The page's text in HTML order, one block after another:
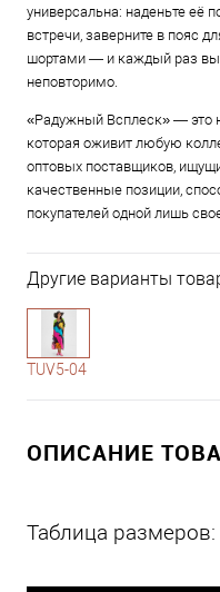
универсальна: наденьте её
встречи, заверните в пояс
шортами — и каждый раз вы
неповторимо.
«Радужный Всплеск» — это
которая оживит любую
оптовых поставщиков,
качественные позиции,
покупателей одной лишь
Другие варианты
1-2
TUV5-04
ОПИСАНИЕ
Таблица размеров: